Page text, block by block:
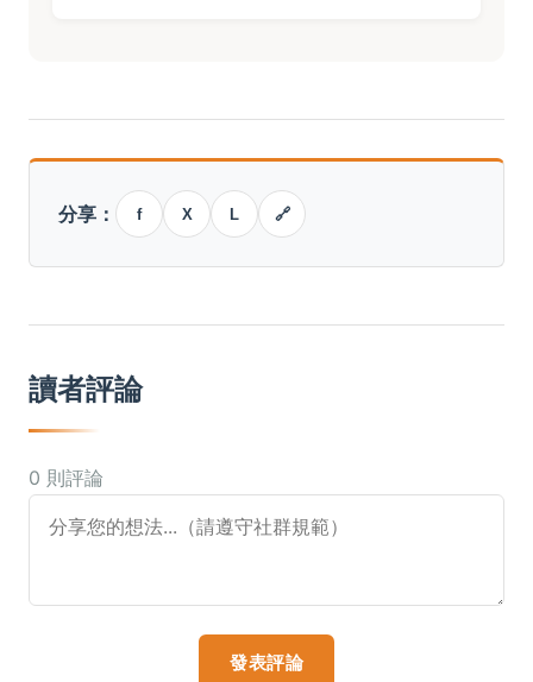
分享： f X L 🔗
讀者評論
0 則評論
發表評論